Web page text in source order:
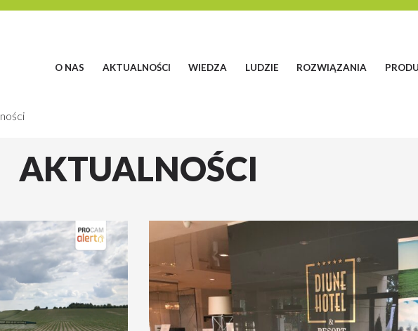
O NAS AKTUALNOŚCI WIEDZA LUDZIE ROZWIĄZANIA
AKTUALNOŚCI